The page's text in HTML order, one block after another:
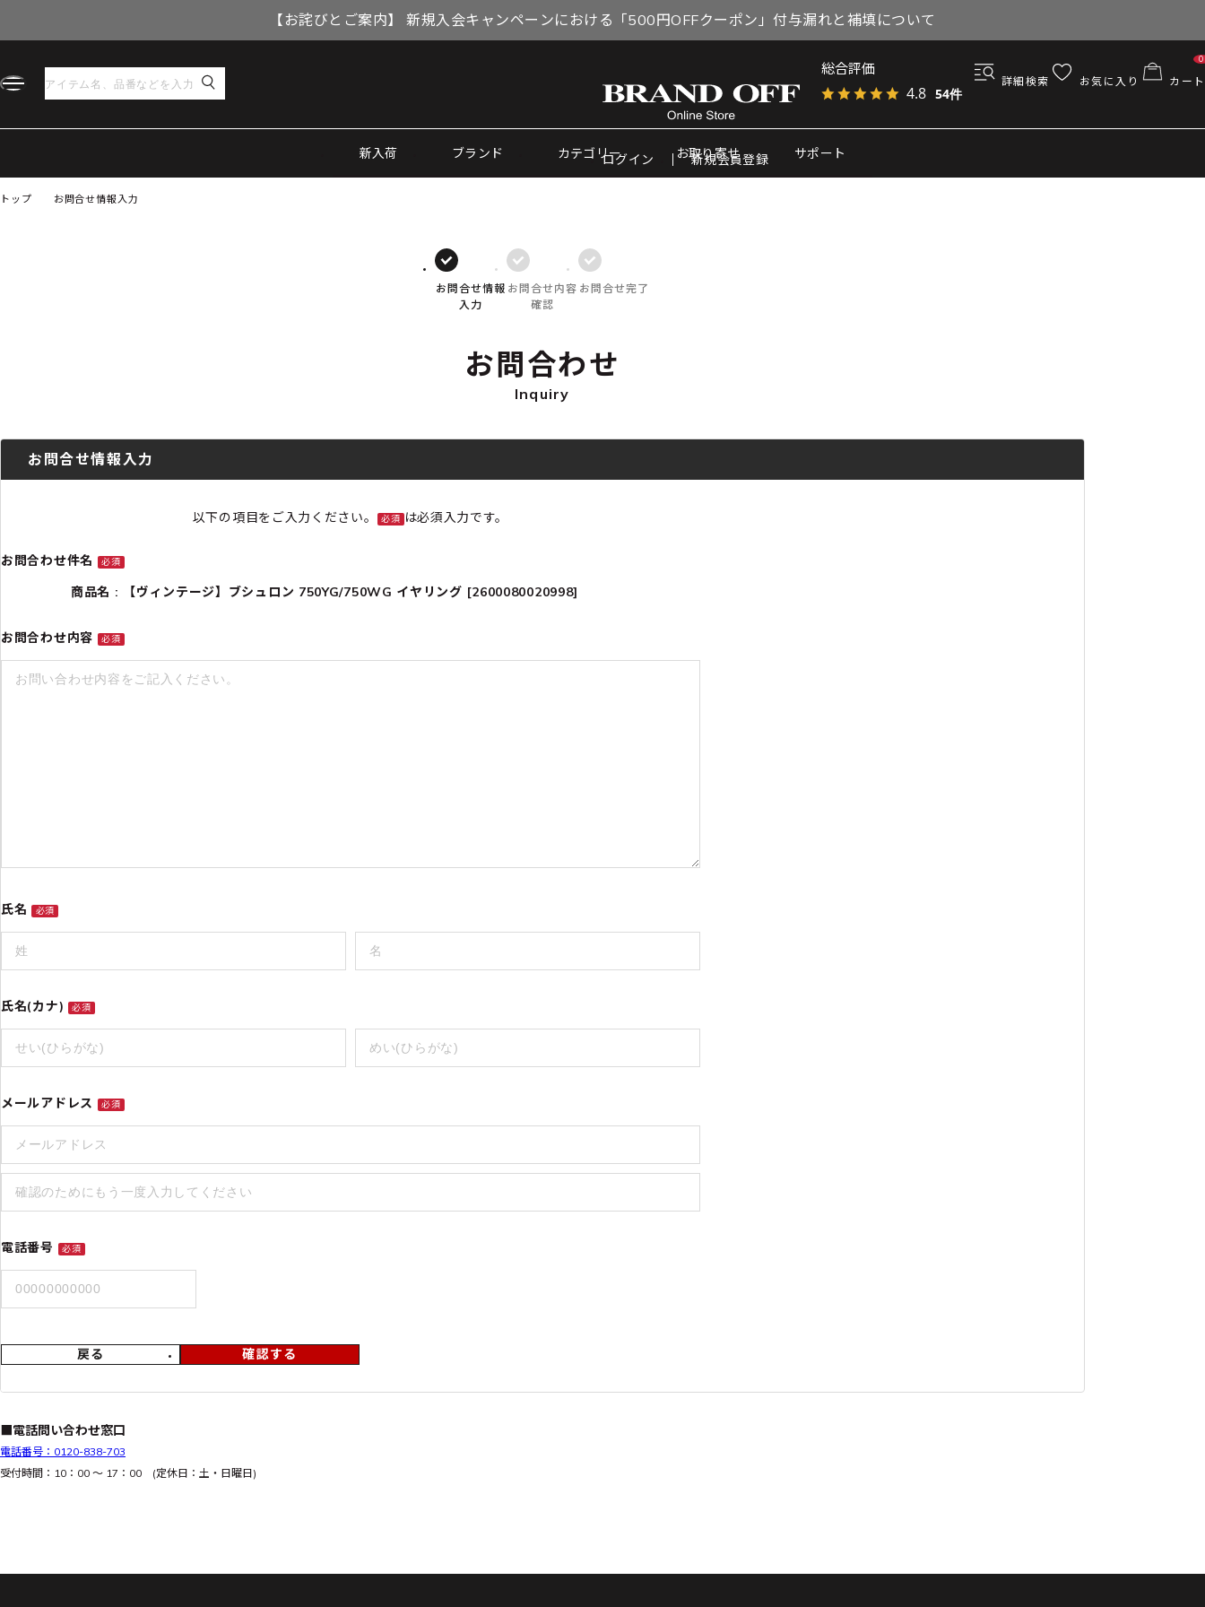
【お詫びとご案内】 新規入会キャンペーンにおける「500円OFFクーポン」付与漏れと補填について
総合評価
4.8 54件
詳細検索 お気に入り カート
0
新入荷 ブランド カテゴリー お取り寄せ サポート
ログイン 新規会員登録
トップ お問合せ情報入力
お問合せ情報
入力
お問合せ内容
確認
お問合せ完了
お問合わせ
Inquiry
お問合せ情報入力
以下の項目をご入力ください。 必須 は必須入力です。
お問合わせ件名 必須
商品名 : 【ヴィンテージ】ブシュロン 750YG/750WG イヤリング [2600080020998]
お問合わせ内容 必須
氏名 必須
氏名(カナ) 必須
メールアドレス 必須
電話番号 必須
戻る 確認する
■電話問い合わせ窓口
電話番号：0120-838-703
受付時間：10：00 ～ 17：00 (定休日：土・日曜日)